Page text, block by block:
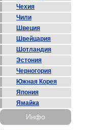
Чехия
Чили
Швеция
Швейцария
Шотландия
Эстония
Черногория
Южная Корея
Япония
Ямайка
Инфо